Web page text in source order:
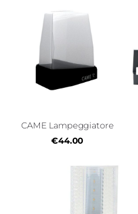
CAME Lampeggiatore
€44.00